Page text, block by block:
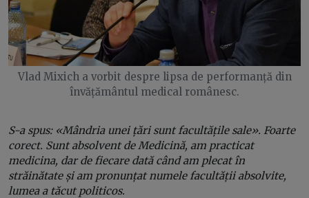
Vlad Mixich a vorbit despre lipsa de performanță din
învățământul medical românesc.
S-a spus: «Mândria unei țări sunt facultățile sale». Foarte
corect. Sunt absolvent de Medicină, am practicat
medicina, dar de fiecare dată când am plecat în
străinătate și am pronunțat numele facultății absolvite,
lumea a tăcut politicos.